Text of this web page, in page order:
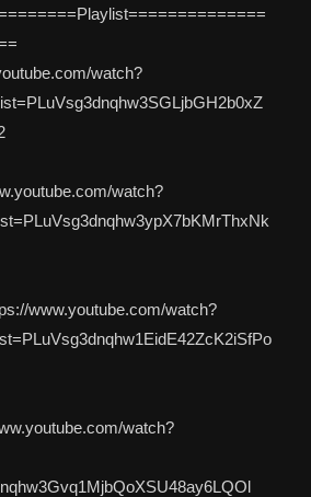
watch?
watch?
www.youtube.com/watch?
watch?